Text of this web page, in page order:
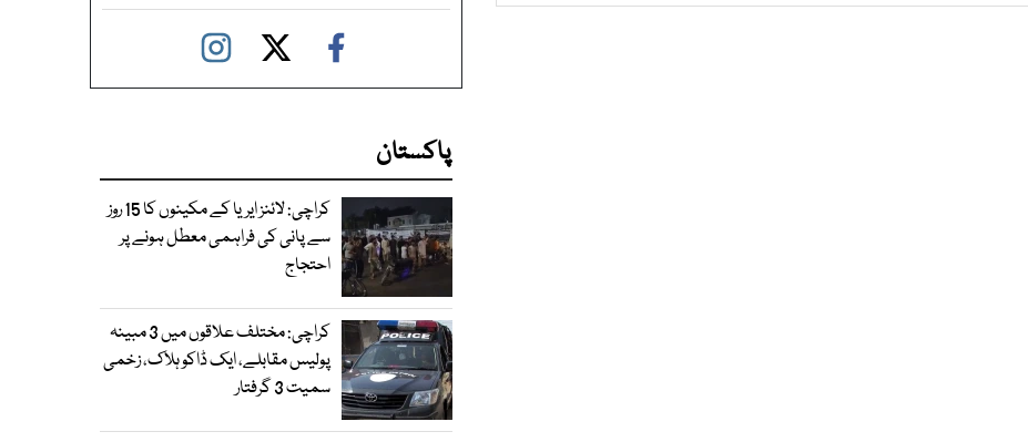
پاکستان
کراچی: لائنز ایریا کے مکینوں کا 15 روز
سے پانی کی فراہمی معطل ہونے پر
احتجاج
کراچی: مختلف علاقوں میں 3 مبینہ
پولیس مقابلے، ایک ڈاکو ہلاک، زخمی
سمیت 3 گرفتار